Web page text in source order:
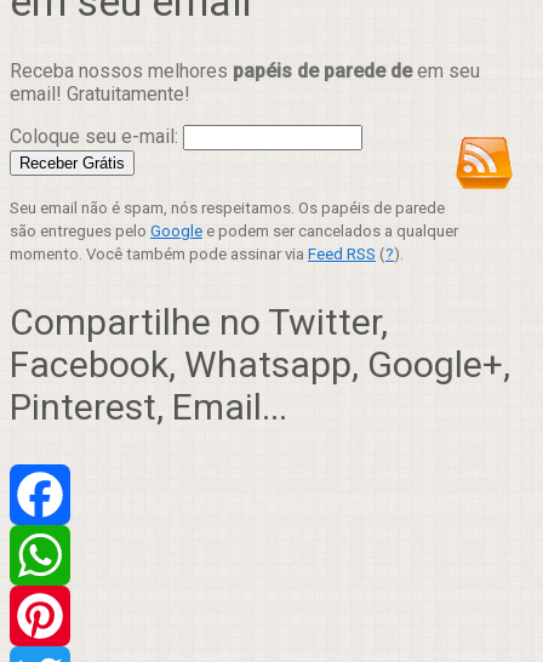
Receba nossos melhores papéis de parede deem seu
email! Gratuitamente!
Coloque seu e-mail:
Seu email não é spam, nós respeitamos. Os papéis de parede
são entregues pelo Google e podem ser cancelados a qualquer
momento. Você também pode assinar via Feed RSS (?).
Compartilhe no Twitter,
Facebook, Whatsapp, Google+,
Pinterest, Email...
Facebook
WhatsApp